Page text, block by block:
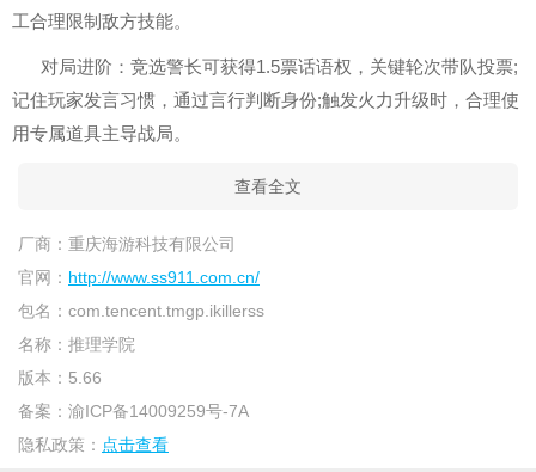
工合理限制敌方技能。
对局进阶：竞选警长可获得1.5票话语权，关键轮次带队投票;
记住玩家发言习惯，通过言行判断身份;触发火力升级时，合理使
用专属道具主导战局。
查看全文
厂商： 重庆海游科技有限公司
官网： http://www.ss911.com.cn/
包名： com.tencent.tmgp.ikillerss
名称： 推理学院
版本： 5.66
备案： 渝ICP备14009259号-7A
隐私政策： 点击查看